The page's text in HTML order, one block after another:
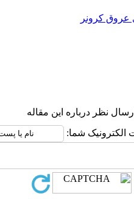
عروق کرونر
ارسال نظر درباره این مقاله
الکترونیک شما: